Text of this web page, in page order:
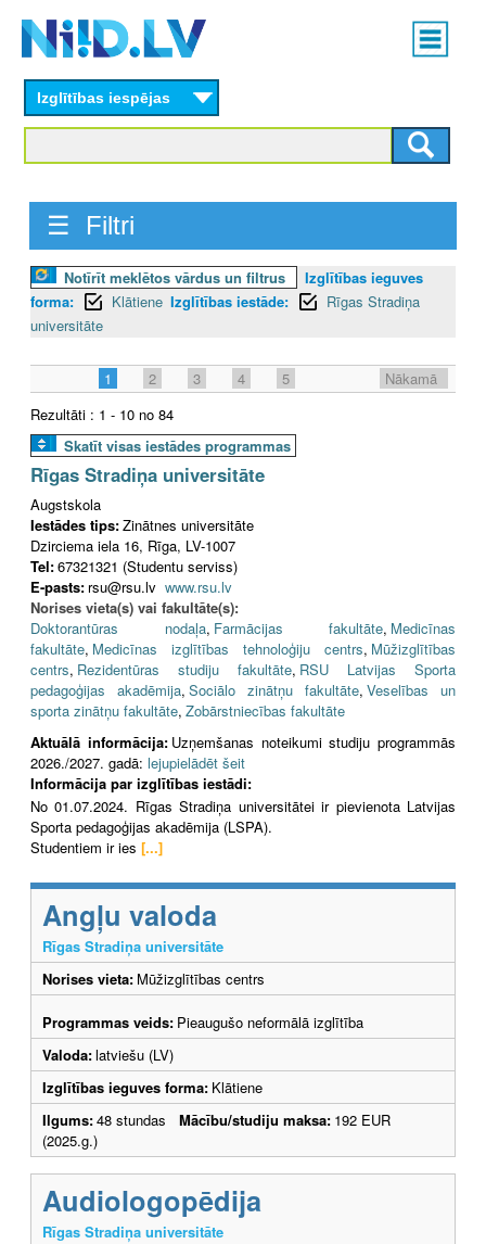
content
Main
menu
Izglītības iespējas
☰ Filtri
Notīrīt meklētos vārdus un filtrus
Izglītības ieguves
forma:
Klātiene Izglītības iestāde:
Rīgas Stradiņa
universitāte
1 2 3 4 5
Nākamā
Rezultāti : 1 - 10 no 84
Skatīt visas iestādes programmas
Rīgas Stradiņa universitāte
Augstskola
Iestādes tips:Zinātnes universitāte
Dzirciema iela 16, Rīga, LV-1007
Tel:67321321 (Studentu serviss)
E-pasts: rsu@rsu.lv www.rsu.lv
Norises vieta(s) vai fakultāte(s):
Doktorantūras nodaļa, Farmācijas fakultāte, Medicīnas
fakultāte, Medicīnas izglītības tehnoloģiju centrs, Mūžizglītības
centrs, Rezidentūras studiju fakultāte, RSU Latvijas Sporta
pedagoģijas akadēmija, Sociālo zinātņu fakultāte, Veselības un
sporta zinātņu fakultāte, Zobārstniecības fakultāte
Aktuālā informācija: Uzņemšanas noteikumi studiju programmās
2026./2027. gadā: lejupielādēt šeit
Informācija par izglītības iestādi:
No 01.07.2024. Rīgas Stradiņa universitātei ir pievienota Latvijas
Sporta pedagoģijas akadēmija (LSPA).
Studentiem ir ies [...]
Angļu valoda
Rīgas Stradiņa universitāte
Norises vieta: Mūžizglītības centrs
Programmas veids: Pieaugušo neformālā izglītība
Valoda:latviešu (LV)
Izglītības ieguves forma: Klātiene
Ilgums:48 stundas Mācību/studiju maksa: 192 EUR
(2025.g.)
Audiologopēdija
Rīgas Stradiņa universitāte